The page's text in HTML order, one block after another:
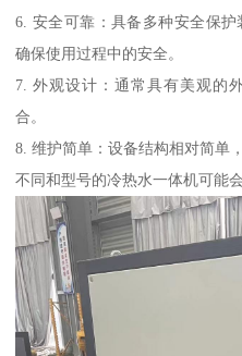
6. 安全可靠：具备多种安全保
确保使用过程中的安全。
7. 外观设计：通常具有美观的
合。
8. 维护简单：设备结构相对简单
不同和型号的冷热水一体机可能